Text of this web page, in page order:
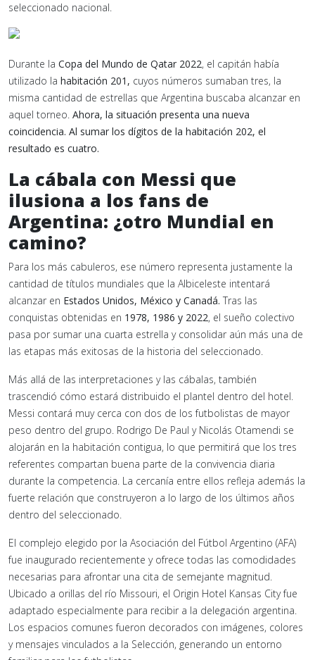
seleccionado nacional.
Durante la Copa del Mundo de Qatar 2022, el capitán había
utilizado la habitación 201, cuyos números sumaban tres, la
misma cantidad de estrellas que Argentina buscaba alcanzar en
aquel torneo. Ahora, la situación presenta una nueva
coincidencia. Al sumar los dígitos de la habitación 202, el
resultado es cuatro.
La cábala con Messi que
ilusiona a los fans de
Argentina: ¿otro Mundial en
camino?
Para los más cabuleros, ese número representa justamente la
cantidad de títulos mundiales que la Albiceleste intentará
alcanzar en Estados Unidos, México y Canadá. Tras las
conquistas obtenidas en 1978, 1986 y 2022, el sueño colectivo
pasa por sumar una cuarta estrella y consolidar aún más una de
las etapas más exitosas de la historia del seleccionado.
Más allá de las interpretaciones y las cábalas, también
trascendió cómo estará distribuido el plantel dentro del hotel.
Messi contará muy cerca con dos de los futbolistas de mayor
peso dentro del grupo. Rodrigo De Paul y Nicolás Otamendi se
alojarán en la habitación contigua, lo que permitirá que los tres
referentes compartan buena parte de la convivencia diaria
durante la competencia. La cercanía entre ellos refleja además la
fuerte relación que construyeron a lo largo de los últimos años
dentro del seleccionado.
El complejo elegido por la Asociación del Fútbol Argentino (AFA)
fue inaugurado recientemente y ofrece todas las comodidades
necesarias para afrontar una cita de semejante magnitud.
Ubicado a orillas del río Missouri, el Origin Hotel Kansas City fue
adaptado especialmente para recibir a la delegación argentina.
Los espacios comunes fueron decorados con imágenes, colores
y mensajes vinculados a la Selección, generando un entorno